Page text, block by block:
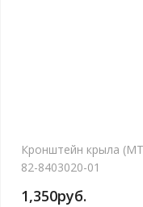
Кронштейн крыла
82-8403020-01
1,350руб.